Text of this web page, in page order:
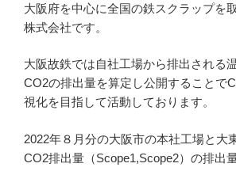
大阪府を中心に全国の鉄スクラップを
株式会社です。
大阪故鉄では自社工場から排出される
CO2の排出量を算定し公開することで
視化を目指して活動しております。
2022年８月分の大阪市の本社工場と大
CO2排出量（Scope1,Scope2）の排出